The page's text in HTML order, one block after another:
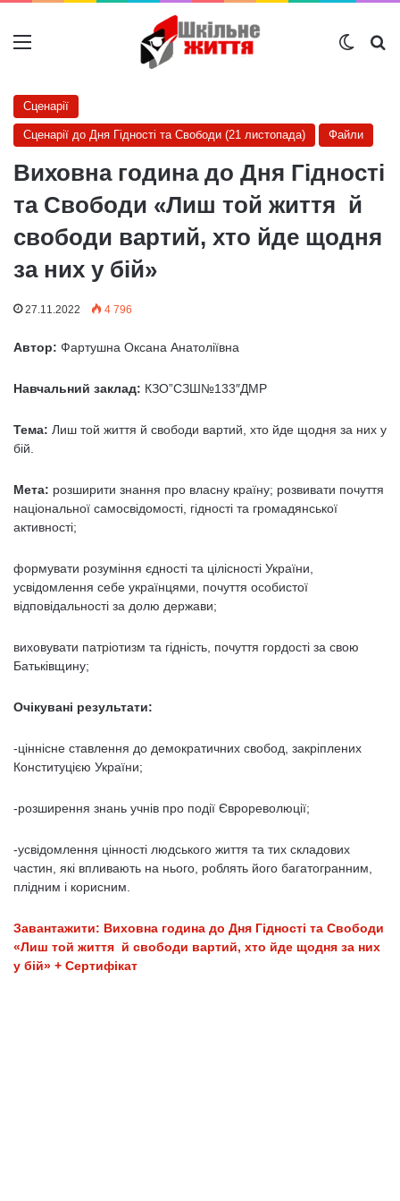
Меню
Сценарії
Сценарії до Дня Гідності та Свободи (21 листопада) Файли
Виховна година до Дня Гідності
та Свободи «Лиш той життя й
свободи вартий, хто йде щодня
за них у бій»
27.11.2022 4 796
Автор: Фартушна Оксана Анатоліївна
Навчальний заклад: КЗО”СЗШ№133″ДМР
Тема: Лиш той життя й свободи вартий, хто йде щодня за них у
бій.
Мета: розширити знання про власну країну; розвивати почуття
національної самосвідомості, гідності та громадянської
активності;
формувати розуміння єдності та цілісності України,
усвідомлення себе українцями, почуття особистої
відповідальності за долю держави;
виховувати патріотизм та гідність, почуття гордості за свою
Батьківщину;
Очікувані результати:
-ціннісне ставлення до демократичних свобод, закріплених
Конституцією України;
-розширення знань учнів про події Єврореволюції;
-усвідомлення цінності людського життя та тих складових
частин, які впливають на нього, роблять його багатогранним,
плідним і корисним.
Завантажити: Виховна година до Дня Гідності та Свободи
«Лиш той життя й свободи вартий, хто йде щодня за них
у бій» + Сертифікат